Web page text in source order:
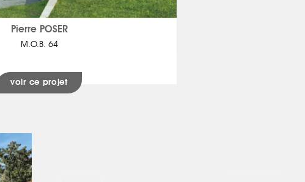
Pierre POSER
M.O.B. 64
voir ce projet